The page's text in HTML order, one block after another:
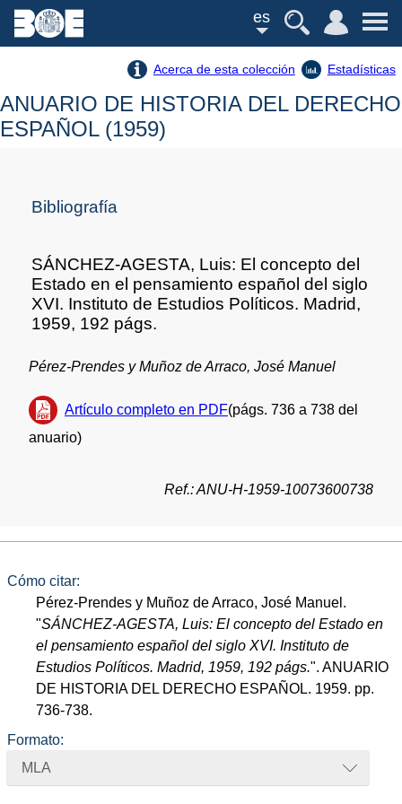
es
Acerca de esta colección Estadísticas
ANUARIO DE HISTORIA DEL DERECHO
ESPAÑOL (1959)
Bibliografía
SÁNCHEZ-AGESTA, Luis: El concepto del
Estado en el pensamiento español del siglo
XVI. Instituto de Estudios Políticos. Madrid,
1959, 192 págs.
Pérez-Prendes y Muñoz de Arraco, José Manuel
Artículo completo en PDF(págs. 736 a 738 del
anuario)
Ref.: ANU-H-1959-10073600738
Cómo citar:
Pérez-Prendes y Muñoz de Arraco, José Manuel.
"SÁNCHEZ-AGESTA, Luis: El concepto del Estado en
el pensamiento español del siglo XVI. Instituto de
Estudios Políticos. Madrid, 1959, 192 págs.". ANUARIO
DE HISTORIA DEL DERECHO ESPAÑOL. 1959. pp.
736-738.
Formato:
MLA